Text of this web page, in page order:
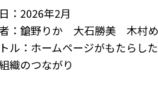
：2026年2月
：鎗野りか 大石勝美 木村
ル：ホームページがもたらした
織のつながり